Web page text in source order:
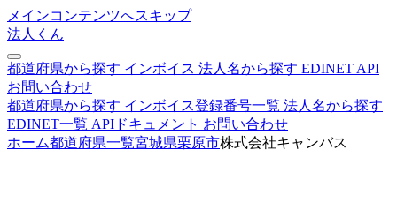
メインコンテンツへスキップ
法人くん
都道府県から探す インボイス 法人名から探す EDINET API
お問い合わせ
都道府県から探す インボイス登録番号一覧 法人名から探す
EDINET一覧 APIドキュメント お問い合わせ
ホーム都道府県一覧宮城県栗原市株式会社キャンバス